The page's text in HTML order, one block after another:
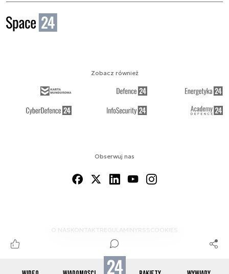
Obserwuj nas
O NAS KONTAKTREGULAMINYRSS COOKIES
Zobacz również